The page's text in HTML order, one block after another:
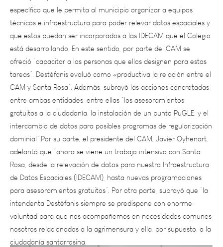
que estos puedan ser incorporados a las IDECAM que el Colegio
está desarrollando. En este sentido, por parte del CAM se
ofreció “capacitar a las personas que ellos designen para estas
tareas”. Destéfanis evaluó como «productiva la relación entre el
CAM y Santa Rosa”. Además, subrayó las acciones concretadas
entre ambas entidades, entre ellas “los asesoramientos
gratuitos a la ciudadanía, la instalación de un punto PuGLE, y el
intercambio de datos para posibles programas de regularización
dominial”.Por su parte, el presidente del CAM, Javier Oyhenart,
adelantó que “ahora se viene un trabajo intensivo con Santa
Rosa, desde la relevación de datos para nuestra Infraestructura
de Datos Espaciales (IDECAM), hasta nuevas programaciones
para asesoramientos gratuitos”. Por otra parte, subrayó que “la
intendenta Destéfanis siempre se predispone con enorme
voluntad para que nos acompañemos en necesidades comunes,
nosotros relacionadas a la agrimensura y ella, por supuesto, a la
ciudadanía santarrosina.